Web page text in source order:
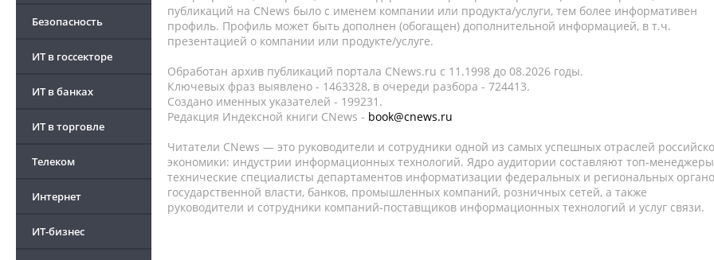
Безопасность
ИТ в госсекторе
ИТ в банках
ИТ в торговле
Телеком
Интернет
ИТ-бизнес
публикаций на CNews было с именем компании или продукта/услуги, тем более информативен
профиль. Профиль может быть дополнен (обогащен) дополнительной информацией, в т.ч.
презентацией о компании или продукте/услуге.
Обработан архив публикаций портала CNews.ru c 11.1998 до 08.2026 годы.
Ключевых фраз выявлено - 1463328, в очереди разбора - 724413.
Создано именных указателей - 199231.
Редакция Индексной книги CNews - book@cnews.ru
Читатели CNews — это руководители и сотрудники одной из самых успешных отраслей
экономики: индустрии информационных технологий. Ядро аудитории составляют топ-
технические специалисты департаментов информатизации федеральных и региональных
государственной власти, банков, промышленных компаний, розничных сетей, а также
руководители и сотрудники компаний-поставщиков информационных технологий и услуг связи.